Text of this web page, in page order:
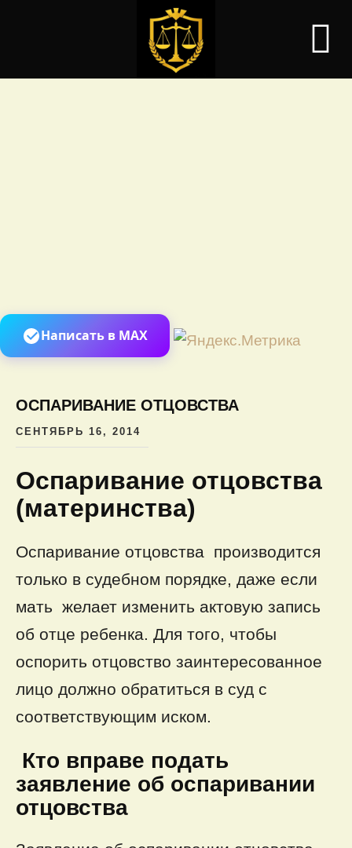
Написать в MAX
к
ОСПАРИВАНИЕ ОТЦОВСТВА
СЕНТЯБРЬ 16, 2014
Оспаривание отцовства
(материнства)
Оспаривание отцовства производится
только в судебном порядке, даже если
мать желает изменить актовую запись
об отце ребенка. Для того, чтобы
оспорить отцовство заинтересованное
лицо должно обратиться в суд с
соответствующим иском.
Кто вправе подать
заявление об оспаривании
отцовства